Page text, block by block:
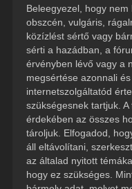
Beleegyezel, hogy nem
obszcén, vulgáris,
közízlést sértő vagy
sérti a hazádban, a
érvényben lévő vagy a
megsértése azonnali
internetszolgáltatód
szükségesnek tartjuk.
érdekében az összes
tároljuk. Elfogadod,
áll eltávolítani,
az általad nyitott
hogy ez szükséges.